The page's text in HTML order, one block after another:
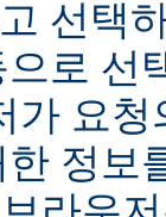
선택
로 선
가 요
정보